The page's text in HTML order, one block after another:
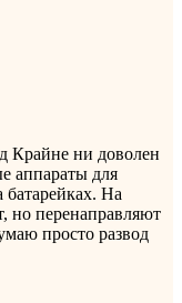
Крайне ни доволен
аппараты для
батарейках. На
но перенаправляют
просто развод